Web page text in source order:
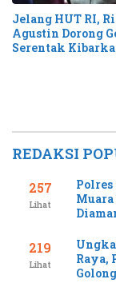
Jelang HUT RI,
Agustin Dorong
Serentak
REDAKSI
257
Lihat
Polres
219
Lihat
Raya,